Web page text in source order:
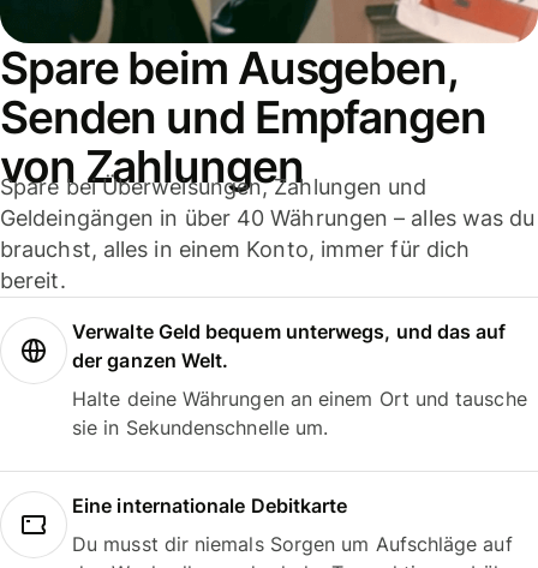
Spare beim Ausgeben,
Senden und Empfangen
von Zahlungen
Spare bei Überweisungen, Zahlungen und
Geldeingängen in über 40 Währungen – alles was du
brauchst, alles in einem Konto, immer für dich
bereit.
Verwalte Geld bequem unterwegs, und das auf
der ganzen Welt.
Halte deine Währungen an einem Ort und tausche
sie in Sekundenschnelle um.
Eine internationale Debitkarte
Du musst dir niemals Sorgen um Aufschläge auf